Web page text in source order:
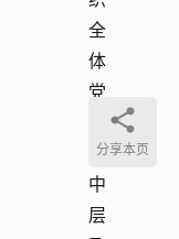
全
体
党
及
中
层
分享本页